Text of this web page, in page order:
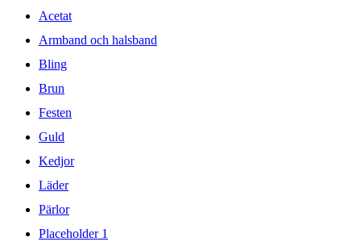
Acetat
Armband och halsband
Bling
Brun
Festen
Guld
Kedjor
Läder
Pärlor
Placeholder 1